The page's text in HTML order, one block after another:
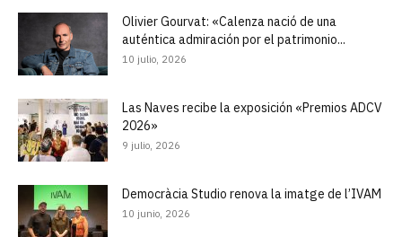
Olivier Gourvat: «Calenza nació de una
auténtica admiración por el patrimonio...
10 julio, 2026
Las Naves recibe la exposición «Premios ADCV
2026»
9 julio, 2026
Democràcia Studio renova la imatge de l’IVAM
10 junio, 2026